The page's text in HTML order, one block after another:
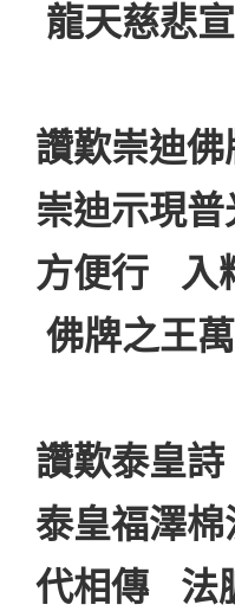
龍天慈悲
讚歎崇迪佛
崇迪示現
方便行 入
佛牌之王
讚歎泰皇詩
泰皇福澤
代相傳 法